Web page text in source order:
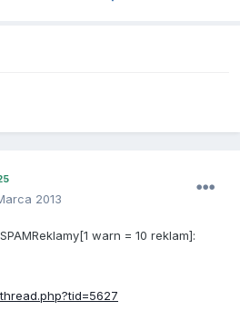
2013
warn = 10 reklam]: